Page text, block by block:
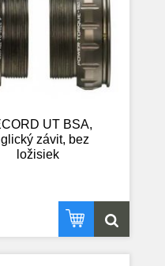
UT BSA,
závit, bez
ložisiek